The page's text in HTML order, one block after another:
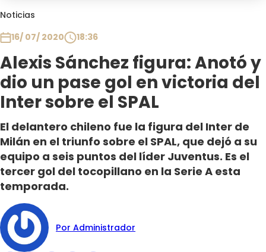
Noticias
16/ 07/ 2020
18:36
Alexis Sánchez figura: Anotó y
dio un pase gol en victoria del
Inter sobre el SPAL
El delantero chileno fue la figura del Inter de
Milán en el triunfo sobre el SPAL, que dejó a su
equipo a seis puntos del líder Juventus. Es el
tercer gol del tocopillano en la Serie A esta
temporada.
Por Administrador
Plan Perfecto
El Tiempo
Sabingo
Todos Los Programas